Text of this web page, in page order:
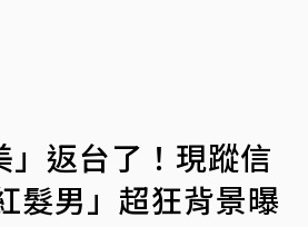
」返台了！現蹤信
髮男」超狂背景曝